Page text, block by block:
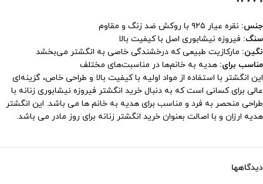
جنس: نقره عیار ۹۲۵ با روکش ضد زنگ و مقاوم
سنگ: فیروزه نیشابوری اصل با کیفیت بالا
نگین: مارکازیت طبیعی که درخشندگی خاصی به انگشتر می‌بخشد
مناسب برای: هدیه به خانم‌ها در مناسبت‌های مختلف
این انگشتر با استفاده از مواد اولیه با کیفیت بالا و طراحی خاص، گزینه‌ای
عالی برای کسانی است که به دنبال خرید انگشتر فیروزه نیشابوری زنانه با
طراحی منحصر به فرد و مناسب برای هدیه به خانم‌ ها می باشد. این انگشتر
هدیه ارزان و با اصالت بعنوان خرید انگشتر زنانه برای روز مادر می باشد.
دیدگاهها